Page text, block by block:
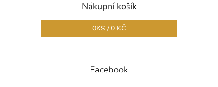
Nákupní košík
0KS / 0 KČ
Facebook